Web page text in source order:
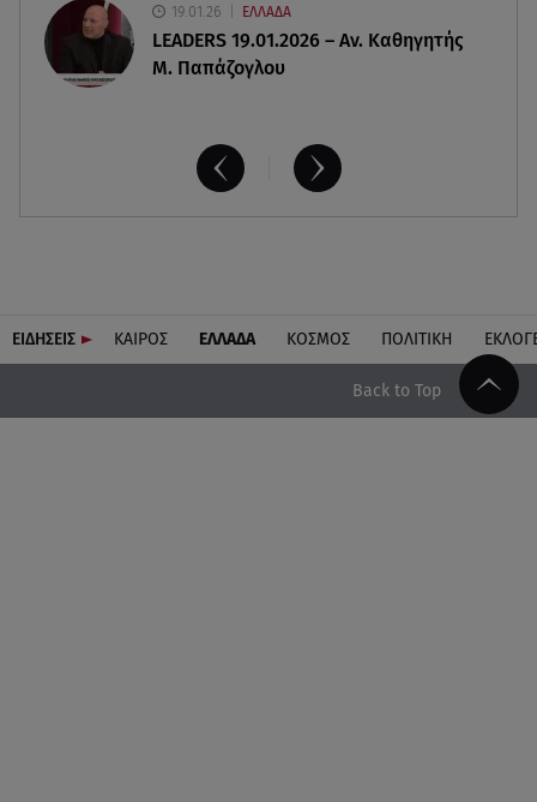
19.01.26 ΕΛΛΑΔΑ
LEADERS 19.01.2026 – Αν. Καθηγητής
Μ. Παπάζογλου
ΕΙΔΗΣΕΙΣ ΚΑΙΡΟΣ ΕΛΛΑΔΑ ΚΟΣΜΟΣ ΠΟΛΙΤΙΚΗ
Back to Top